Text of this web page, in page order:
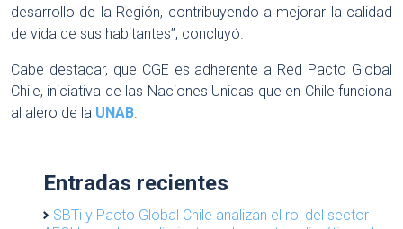
desarrollo de la Región, contribuyendo a mejorar la calidad
de vida de sus habitantes”, concluyó.
Cabe destacar, que CGE es adherente a Red Pacto Global
Chile, iniciativa de las Naciones Unidas que en Chile funciona
al alero de la UNAB.
Entradas recientes
SBTi y Pacto Global Chile analizan el rol del sector